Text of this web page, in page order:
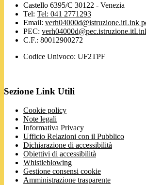
Castello 6395/C 30122 - Venezia
Tel: Tel: 041 2771293
Email: verh04000d@istruzione.itLink
PEC: verh04000d@pec.istruzione.it
C.F.: 80012900272
Codice Univoco: UF2TPF
Sezione Link Utili
Cookie policy
Note legali
Informativa Privacy
Ufficio Relazioni con il Pubblico
Dichiarazione di accessibilità
Obiettivi di accessibilità
Whistleblowing
Gestione consensi cookie
Amministrazione trasparente